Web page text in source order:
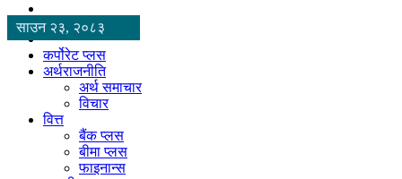
साउन २३, २०८३
कर्पोरेट प्लस
अर्थराजनीति
अर्थ समाचार
विचार
वित्त
बैंक प्लस
बीमा प्लस
फाइनान्स